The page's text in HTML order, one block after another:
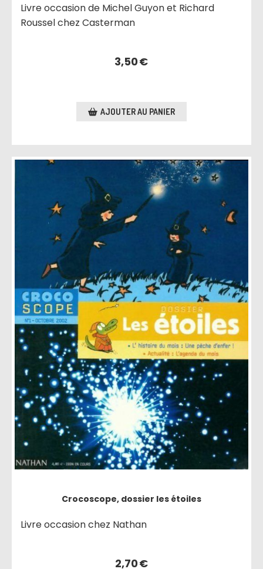
Livre occasion de Michel Guyon et Richard
Roussel chez Casterman
3,50€
AJOUTER AU PANIER
Crocoscope, dossier les étoiles
Livre occasion chez Nathan
2,70€